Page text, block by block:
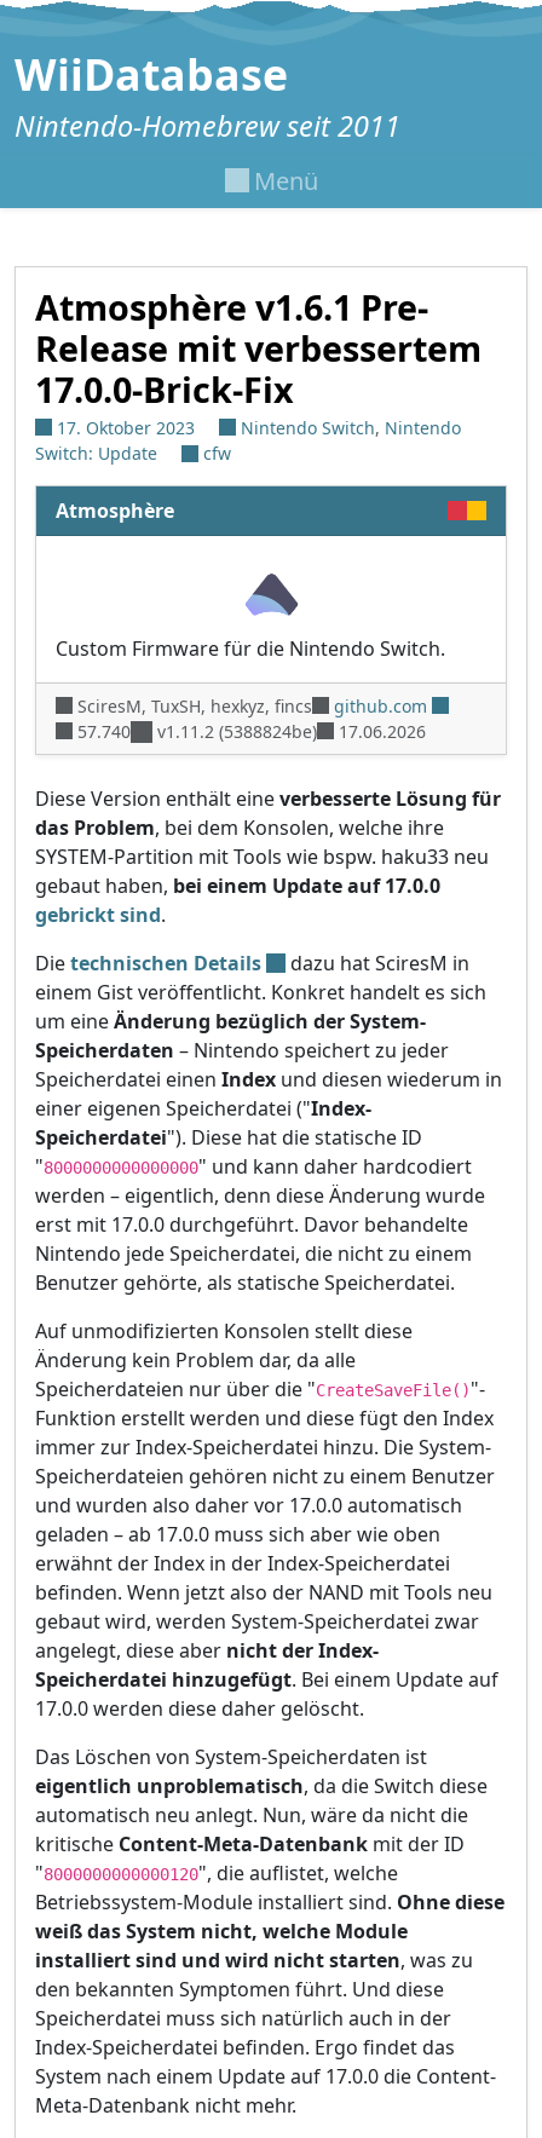
Zum Inhalt springen
WiiDatabase
Nintendo-Homebrew seit 2011
Menü
Atmosphère v1.6.1 Pre-
Release mit verbessertem
17.0.0-Brick-Fix
17. Oktober 2023 Nintendo Switch, Nintendo
Switch: Update
cfw
Atmosphère
Custom Firmware für die Nintendo Switch.
SciresM, TuxSH, hexkyz, fincs
github.com
57.740
v1.11.2 (5388824be) 17.06.2026
Diese Version enthält eineverbesserte Lösung für
das Problem, bei dem Konsolen, welche ihre
SYSTEM-Partition mit Tools wie bspw. haku33 neu
gebaut haben, bei einem Update auf 17.0.0
gebrickt sind.
Dietechnischen Details
dazu hat SciresM in
einem Gist veröffentlicht. Konkret handelt es sich
um eineÄnderung bezüglich der System-
Speicherdaten – Nintendo speichert zu jeder
Speicherdatei einen Index und diesen wiederum in
einer eigenen Speicherdatei ("Index-
Speicherdatei"). Diese hat die statische ID
"8000000000000000" und kann daher hardcodiert
werden – eigentlich, denn diese Änderung wurde
erst mit 17.0.0 durchgeführt. Davor behandelte
Nintendo jede Speicherdatei, die nicht zu einem
Benutzer gehörte, als statische Speicherdatei.
Auf unmodifizierten Konsolen stellt diese
Änderung kein Problem dar, da alle
Speicherdateien nur über die "CreateSaveFile()"-
Funktion erstellt werden und diese fügt den Index
immer zur Index-Speicherdatei hinzu. Die System-
Speicherdateien gehören nicht zu einem Benutzer
und wurden also daher vor 17.0.0 automatisch
geladen – ab 17.0.0 muss sich aber wie oben
erwähnt der Index in der Index-Speicherdatei
befinden. Wenn jetzt also der NAND mit Tools neu
gebaut wird, werden System-Speicherdatei zwar
angelegt, diese aber nicht der Index-
Speicherdatei hinzugefügt. Bei einem Update auf
17.0.0 werden diese daher gelöscht.
Das Löschen von System-Speicherdaten ist
eigentlich unproblematisch, da die Switch diese
automatisch neu anlegt. Nun, wäre da nicht die
kritische Content-Meta-Datenbank mit der ID
"8000000000000120", die auflistet, welche
Betriebssystem-Module installiert sind. Ohne diese
weiß das System nicht, welche Module
installiert sind und wird nicht starten, was zu
den bekannten Symptomen führt. Und diese
Speicherdatei muss sich natürlich auch in der
Index-Speicherdatei befinden. Ergo findet das
System nach einem Update auf 17.0.0 die Content-
Meta-Datenbank nicht mehr.